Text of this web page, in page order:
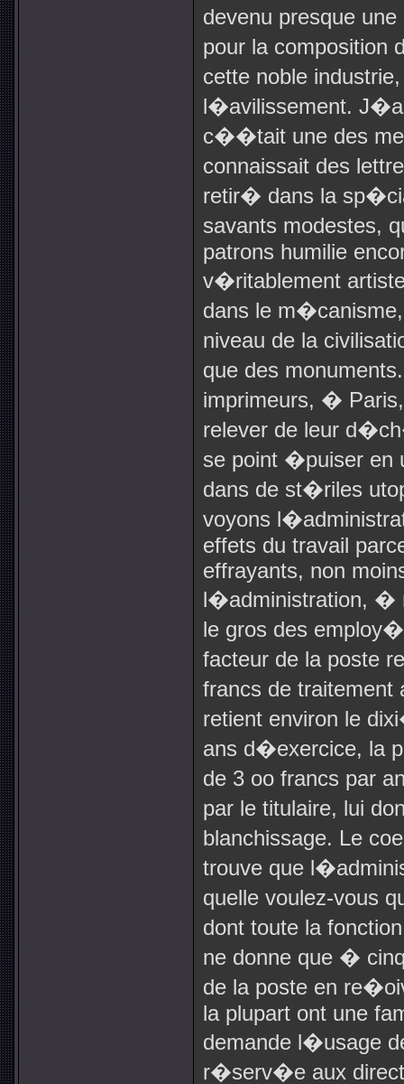
devenu presque
pour la
cette noble
l�avilissement.
c��tait une des
connaissait des
retir� dans la
savants modestes,
patrons humilie
v�ritablement
dans le
niveau de la
que des
imprimeurs, �
relever de leur
se point �puiser en
dans de st�riles
voyons
effets du travail
effrayants, non
l�administration, �
le gros des
facteur de la poste
francs de
retient environ le
ans d�exercice, la
de 3 oo francs par
par le titulaire, lui
blanchissage. Le
trouve que
quelle voulez-vous
dont toute la
ne donne que �
de la poste en
la plupart ont une
demande l�usage
r�serv�e aux